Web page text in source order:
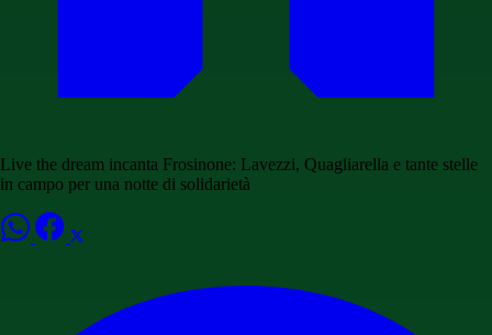
Live the dream incanta Frosinone: Lavezzi, Quagliarella e tante stelle
in campo per una notte di solidarietà